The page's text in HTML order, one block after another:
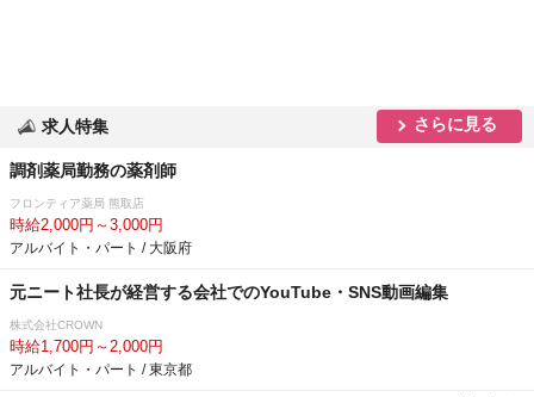
求人特集 さらに見る
調剤薬局勤務の薬剤師
フロンティア薬局 熊取店
時給2,000円～3,000円
アルバイト・パート / 大阪府
元ニート社長が経営する会社でのYouTube・SNS動画編集
株式会社CROWN
時給1,700円～2,000円
アルバイト・パート / 東京都